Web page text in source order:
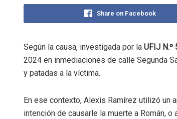
Share on Facebook
Según la causa, investigada por la UFIJ N.º
2024 en inmediaciones de calle Segunda
y patadas a la víctima.
En ese contexto, Alexis Ramírez utilizó un
intención de causarle la muerte a Román, o